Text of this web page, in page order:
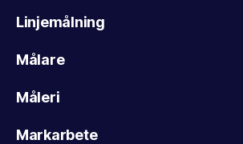
Linjemålning
Målare
Måleri
Markarbete